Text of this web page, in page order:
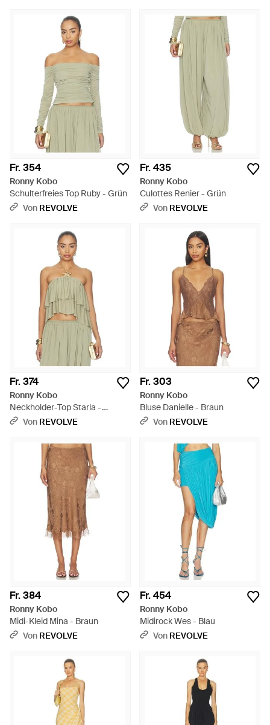
Fr. 354
Ronny Kobo
Schulterfreies Top Ruby - Grün
Von REVOLVE
Fr. 435
Ronny Kobo
Culottes Renier - Grün
Von REVOLVE
Fr. 374
Ronny Kobo
Neckholder-Top Starla -
Mehrfarbig
Von REVOLVE
Fr. 303
Ronny Kobo
Bluse Danielle - Braun
Von REVOLVE
Fr. 384
Ronny Kobo
Midi-Kleid Mina - Braun
Von REVOLVE
Fr. 454
Ronny Kobo
Midirock Wes - Blau
Von REVOLVE